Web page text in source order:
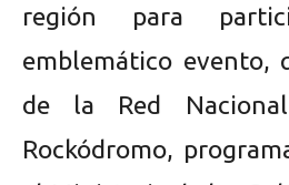
región para
emblemático evento,
de la Red
Rockódromo,